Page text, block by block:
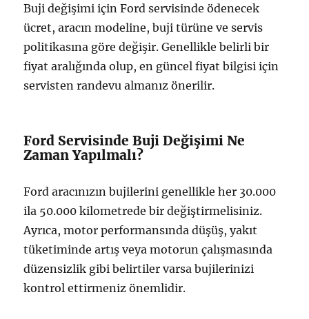
Buji değişimi için Ford servisinde ödenecek
ücret, aracın modeline, buji türüne ve servis
politikasına göre değişir. Genellikle belirli bir
fiyat aralığında olup, en güncel fiyat bilgisi için
servisten randevu almanız önerilir.
Ford Servisinde Buji Değişimi Ne
Zaman Yapılmalı?
Ford aracınızın bujilerini genellikle her 30.000
ila 50.000 kilometrede bir değiştirmelisiniz.
Ayrıca, motor performansında düşüş, yakıt
tüketiminde artış veya motorun çalışmasında
düzensizlik gibi belirtiler varsa bujilerinizi
kontrol ettirmeniz önemlidir.